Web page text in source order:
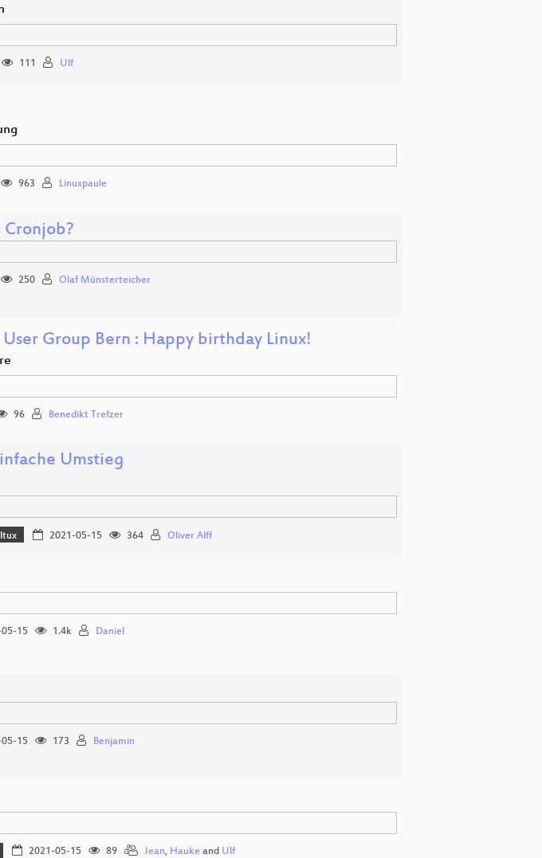
111 Ulf
963 Linuxpaule
Cronjob?
250 Olaf Münsterteicher
Group Bern : Happy birthday Linux!
96 Benedikt Trefzer
Umstieg
2021-05-15 364 Oliver Alff
15 1.4k Daniel
15 173 Benjamin
2021-05-15 89 Jean, Haukeand Ulf